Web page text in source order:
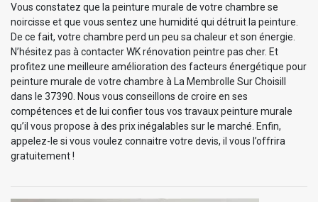
Vous constatez que la peinture murale de votre chambre se
noircisse et que vous sentez une humidité qui détruit la peinture.
De ce fait, votre chambre perd un peu sa chaleur et son énergie.
N’hésitez pas à contacter WK rénovation peintre pas cher. Et
profitez une meilleure amélioration des facteurs énergétique pour
peinture murale de votre chambre à La Membrolle Sur Choisill
dans le 37390. Nous vous conseillons de croire en ses
compétences et de lui confier tous vos travaux peinture murale
qu’il vous propose à des prix inégalables sur le marché. Enfin,
appelez-le si vous voulez connaitre votre devis, il vous l’offrira
gratuitement !